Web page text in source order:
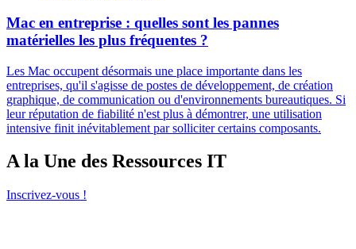
Mac en entreprise : quelles sont les pannes
matérielles les plus fréquentes ?
Les Mac occupent désormais une place importante dans les
entreprises, qu'il s'agisse de postes de développement, de création
graphique, de communication ou d'environnements bureautiques. Si
leur réputation de fiabilité n'est plus à démontrer, une utilisation
intensive finit inévitablement par solliciter certains composants.
A la Une des Ressources IT
Inscrivez-vous !